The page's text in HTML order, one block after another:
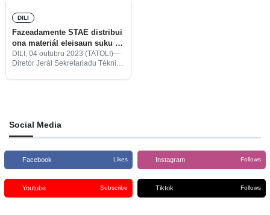
DILI
Fazeadamente STAE distribui
ona materiál eleisaun suku ba
munisípiu sira
DILI, 04 outubru 2023 (TATOLI)—
Diretór Jerál Sekretariadu Tékniku
sei
Social Media
Facebook Likes Instagram Follows
Youtube Subscribe Tiktok Follows